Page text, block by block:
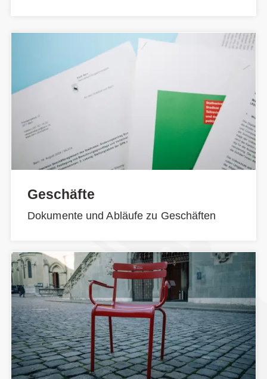
Geschäfte
Dokumente und Abläufe zu Geschäften